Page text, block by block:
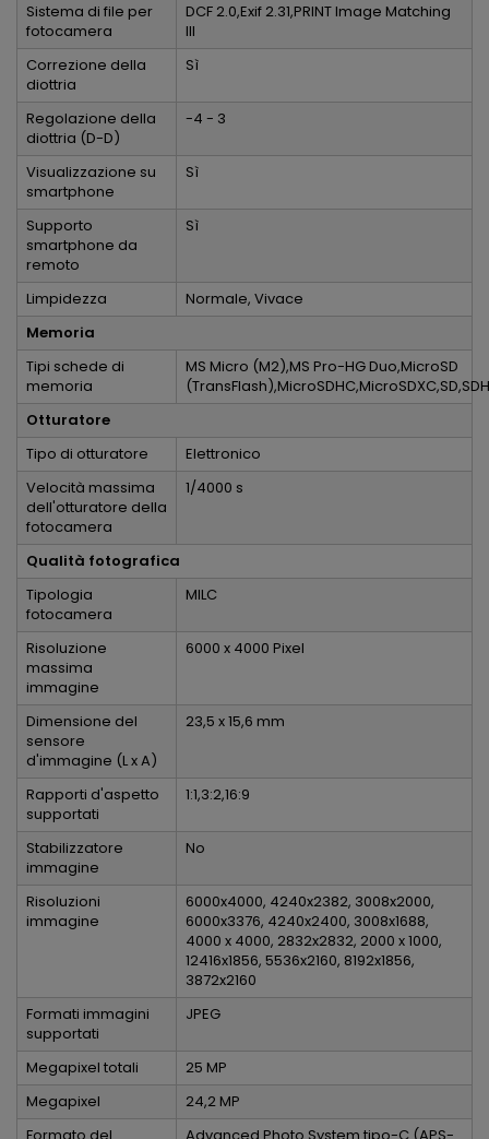
Sistema di file per
fotocamera
DCF 2.0,Exif 2.31,PRINT Image Matching
III
Correzione della
diottria
Sì
Regolazione della
diottria (D-D)
-4 - 3
Visualizzazione su
smartphone
Sì
Supporto
smartphone da
remoto
Sì
Limpidezza
Normale, Vivace
Memoria
Tipi schede di
memoria
MS Micro (M2),MS Pro-HG Duo,MicroSD
Otturatore
Tipo di otturatore
Elettronico
Velocità massima
dell'otturatore della
fotocamera
1/4000 s
Qualità fotografica
Tipologia
fotocamera
MILC
Risoluzione
massima
immagine
6000 x 4000 Pixel
Dimensione del
sensore
d'immagine (L x A)
23,5 x 15,6 mm
Rapporti d'aspetto
supportati
1:1,3:2,16:9
Stabilizzatore
immagine
No
Risoluzioni
immagine
6000x4000, 4240x2382, 3008x2000,
6000x3376, 4240x2400, 3008x1688,
4000 x 4000, 2832x2832, 2000 x 1000,
12416x1856, 5536x2160, 8192x1856,
3872x2160
Formati immagini
supportati
JPEG
Megapixel totali
25 MP
Megapixel
24,2 MP